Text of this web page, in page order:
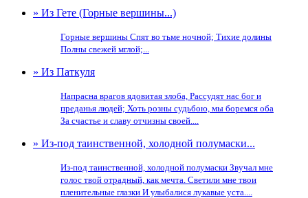
» Из Гете (Горные вершины...)
Горные вершины Спят во тьме ночной; Тихие долины
Полны свежей мглой;...
» Из Паткуля
Напрасна врагов ядовитая злоба, Рассудят нас бог и
преданья людей; Хоть розны судьбою, мы боремся оба
За счастье и славу отчизны своей....
» Из-под таинственной, холодной полумаски...
Из-под таинственной, холодной полумаски Звучал мне
голос твой отрадный, как мечта. Светили мне твои
пленительные глазки И улыбалися лукавые уста....